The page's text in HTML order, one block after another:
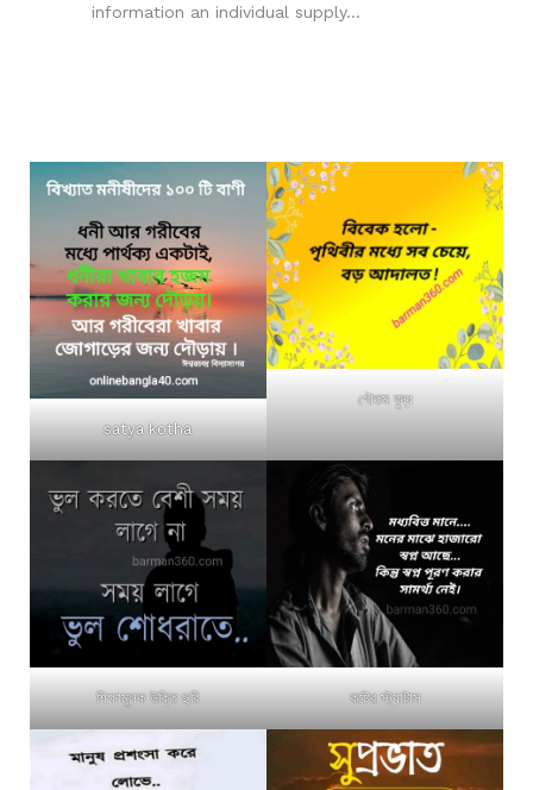
information an individual supply…
satya kotha
গৌতম বুদ্ধ
শিক্ষামূলক উক্তি ছবি কষ্টের স্ট্যাটাস